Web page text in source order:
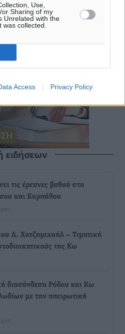
Use,
Sharing of my
Unrelated with the
collected.
Access Privacy Policy
ειδήσεων
τις έρευνες βυθού στη
και Καρπάθου
Α. Χατζημιχαήλ – Τιμητική
της Κω
διασύνδεση Ρόδου και Κω
με την ηπειρωτική